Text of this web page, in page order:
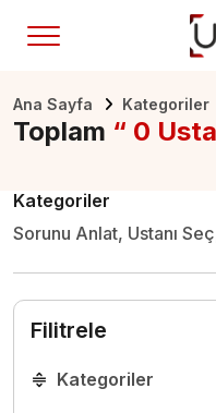
Ana Sayfa Kategoriler
Toplam “ 0
Kategoriler
Sorunu Anlat, Ustanı
Filitrele
Kategoriler